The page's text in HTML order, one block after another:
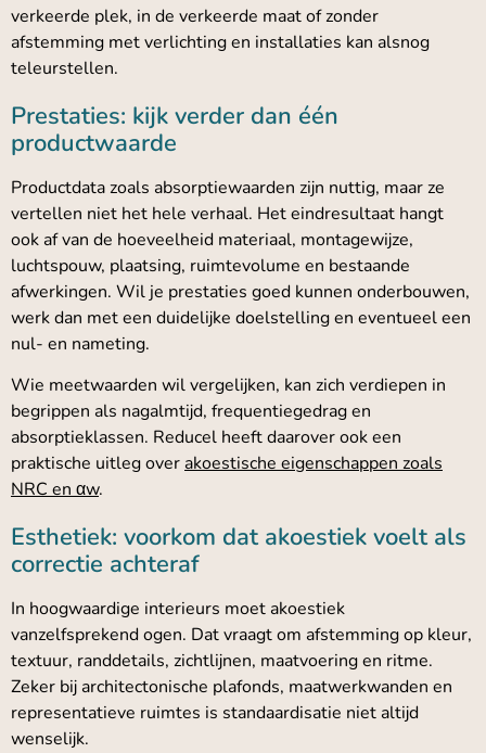
verkeerde plek, in de verkeerde maat of zonder
afstemming met verlichting en installaties kan alsnog
teleurstellen.
Prestaties: kijk verder dan één
productwaarde
Productdata zoals absorptiewaarden zijn nuttig, maar ze
vertellen niet het hele verhaal. Het eindresultaat hangt
ook af van de hoeveelheid materiaal, montagewijze,
luchtspouw, plaatsing, ruimtevolume en bestaande
afwerkingen. Wil je prestaties goed kunnen onderbouwen,
werk dan met een duidelijke doelstelling en eventueel een
nul- en nameting.
Wie meetwaarden wil vergelijken, kan zich verdiepen in
begrippen als nagalmtijd, frequentiegedrag en
absorptieklassen. Reducel heeft daarover ook een
praktische uitleg over akoestische eigenschappen zoals
NRC en αw.
Esthetiek: voorkom dat akoestiek voelt als
correctie achteraf
In hoogwaardige interieurs moet akoestiek
vanzelfsprekend ogen. Dat vraagt om afstemming op kleur,
textuur, randdetails, zichtlijnen, maatvoering en ritme.
Zeker bij architectonische plafonds, maatwerkwanden en
representatieve ruimtes is standaardisatie niet altijd
wenselijk.